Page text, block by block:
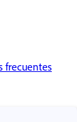
frecuentes